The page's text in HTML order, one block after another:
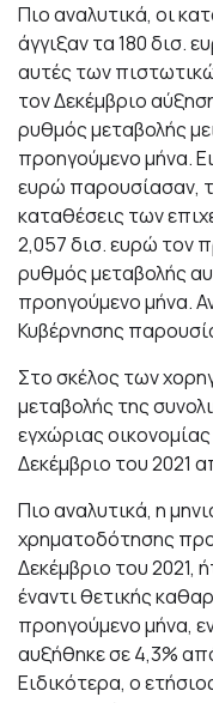
Πιο αναλυτικά, οι
άγγιξαν τα 180 δισ.
αυτές των
τον Δεκέμβριο
ρυθμός μεταβολής
προηγούμενο μήνα.
ευρώ παρουσίασαν,
καταθέσεις των
2,057 δισ. ευρώ τον
ρυθμός μεταβολής
προηγούμενο μήνα.
Κυβέρνησης
Στο σκέλος των
μεταβολής της
εγχώριας
Δεκέμβριο του 2021
Πιο αναλυτικά, η
χρηματοδότησης
Δεκέμβριο του 2021,
έναντι θετικής
προηγούμενο μήνα,
αυξήθηκε σε 4,3%
Ειδικότερα, ο